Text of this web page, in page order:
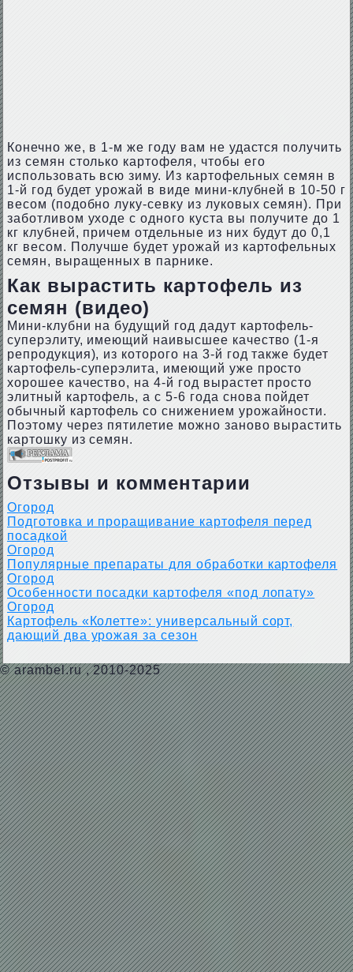
Конечно же, в 1-м же году вам не удастся получить
из семян столько картофеля, чтобы его
использовать всю зиму. Из картофельных семян в
1-й год будет урожай в виде мини-клубней в 10-50 г
весом (подобно луку-севку из луковых семян). При
заботливом уходе с одного куста вы получите до 1
кг клубней, причем отдельные из них будут до 0,1
кг весом. Получше будет урожай из картофельных
семян, выращенных в парнике.
Как вырастить картофель из
семян (видео)
Мини-клубни на будущий год дадут картофель-
суперэлиту, имеющий наивысшее качество (1-я
репродукция), из которого на 3-й год также будет
картофель-суперэлита, имеющий уже просто
хорошее качество, на 4-й год вырастет просто
элитный картофель, а с 5-6 года снова пойдет
обычный картофель со снижением урожайности.
Поэтому через пятилетие можно заново вырастить
картошку из семян.
Отзывы и комментарии
Огород
Подготовка и проращивание картофеля перед
посадкой
Огород
Популярные препараты для обработки картофеля
Огород
Особенности посадки картофеля «под лопату»
Огород
Картофель «Колетте»: универсальный сорт,
дающий два урожая за сезон
© arambel.ru, 2010-2025